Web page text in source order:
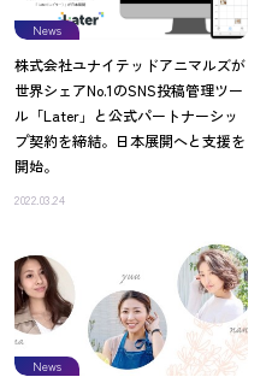
News
株式会社ユナイテッドアニマルズが
世界シェアNo.1のSNS投稿管理ツー
ル「Later」と公式パートナーシッ
プ契約を締結。日本展開へと支援を
開始。
2022.03.24
News